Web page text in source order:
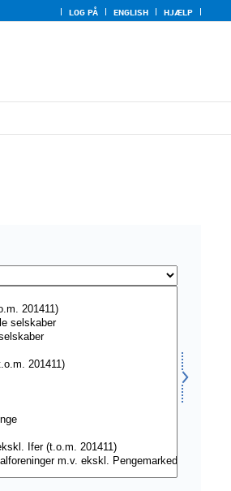
LOG PÅ ENGLISH HJÆLP